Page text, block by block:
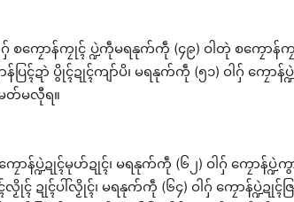
စကၠောန်ကၠုၚ် ပ္ဍဲကဵုမရနုက်ကဵု (၄၉) ဝါတုဲ စကၠေ
ာန်ပြၚ်ဍာဲ ပွိုၚ်ဍုၚ်ကျာ်ပိ၊ မရနုက်ကဵု (၅၁) ဝါဂှ် ကၠ
မတ်မလီုရ။
ောန်ပ္ဍဲဍုၚ်မုဟ်ဍုၚ်၊ မရနုက်ကဵု (၆၂) ဝါဂှ် ကၠောန်ပ္
လၟိုၚ် ဍုၚ်ပါ်လၟိုၚ်၊ မရနုက်ကဵု (၆၄) ဝါဂှ် ကၠောန်ပ္ဍဲဍုၚ်ဇ